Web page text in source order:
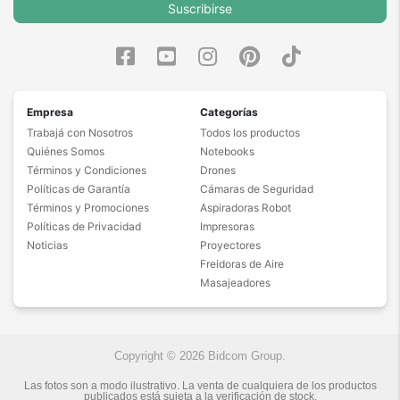
Suscribirse
Empresa
Trabajá con Nosotros
Quiénes Somos
Términos y Condiciones
Políticas de Garantía
Términos y Promociones
Políticas de Privacidad
Noticias
Categorías
Todos los productos
Notebooks
Drones
Cámaras de Seguridad
Aspiradoras Robot
Impresoras
Proyectores
Freidoras de Aire
Masajeadores
Copyright © 2026 Bidcom Group.
Las fotos son a modo ilustrativo. La venta de cualquiera de los productos
publicados está sujeta a la verificación de stock.